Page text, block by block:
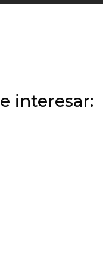
interesar: